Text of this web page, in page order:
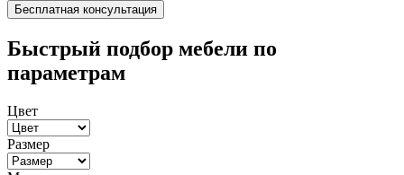
Быстрый подбор мебели по
параметрам
Цвет
Размер